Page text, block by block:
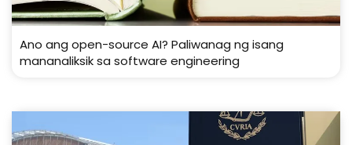
Ano ang open-source AI? Paliwanag ng isang
mananaliksik sa software engineering